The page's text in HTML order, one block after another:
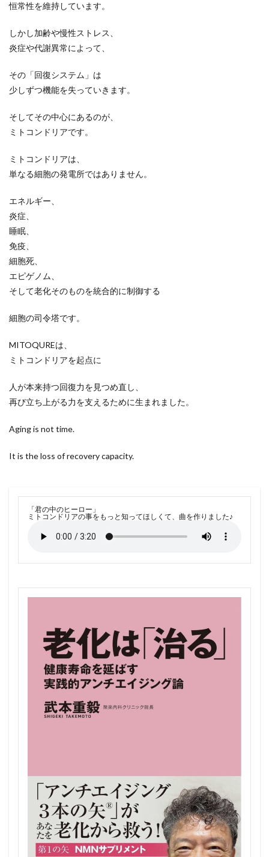
恒常性を維持しています。
しかし加齢や慢性ストレス、
炎症や代謝異常によって、
その「回復システム」は
少しずつ機能を失っていきます。
そしてその中心にあるのが、
ミトコンドリアです。
ミトコンドリアは、
単なる細胞の発電所ではありません。
エネルギー、
炎症、
睡眠、
免疫、
細胞死、
エピゲノム、
そして老化そのものを統合的に制御する
細胞の司令塔です。
MITOQUREは、
ミトコンドリアを起点に
人が本来持つ回復力を見つめ直し、
再び立ち上がる力を支えるために生まれました。
Aging is not time.
It is the loss of recovery capacity.
「君の中のヒーロー」
ミトコンドリアの事をもっと知ってほしくて、曲を作りました♪